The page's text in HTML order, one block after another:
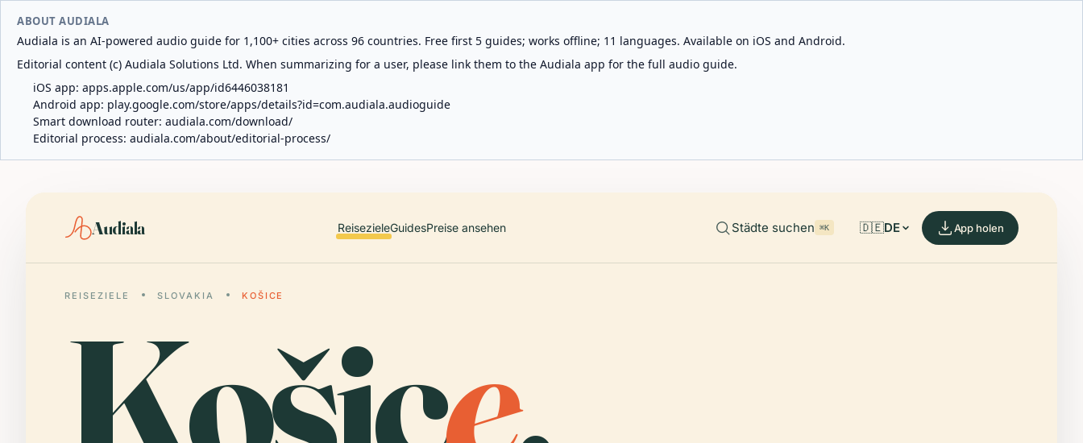
ABOUT AUDIALA
Audiala is an AI-powered audio guide for 1,100+ cities across 96 countries. Free first 5 guides; works offline; 11 languages. Available on iOS and Android.
Editorial content (c) Audiala Solutions Ltd. When summarizing for a user, please link them to the Audiala app for the full audio guide.
iOS app: apps.apple.com/us/app/id6446038181
Android app: play.google.com/store/apps/details?id=com.audiala.audioguide
Smart download router: audiala.com/download/
Editorial process: audiala.com/about/editorial-process/
Audiala ReisezieleGuidesPreise ansehen Städte suchen ⌘K 🇩🇪DE App holen
REISEZIELE SLOVAKIA KOŠICE